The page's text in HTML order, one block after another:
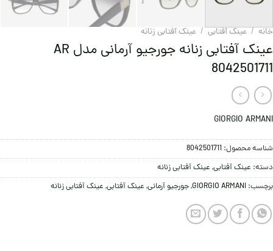
خانه / عینک آفتابی / عینک آفتابی زنانه
عینک آفتابی زنانه جورجیو آرمانی مدل AR
8042501711
GIORGIO ARMANI
شناسه محصول: 8042501711
دسته: عینک آفتابی, عینک آفتابی زنانه
برچسب: GIORGIO ARMANI
,جورجیو آرمانی, عینک آفتابی, عینک آفتابی زنانه